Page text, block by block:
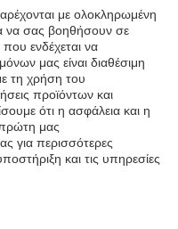
με ολοκληρωμένη
να σας βοηθήσουν σε
ενδέχεται να
μας είναι διαθέσιμη
τη χρήση του
προϊόντων και
ότι η ασφάλεια και η
μας
για περισσότερες
και τις υπηρεσίες